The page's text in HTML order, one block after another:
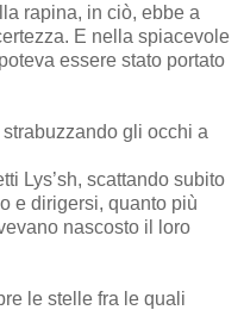
rapina, in ciò, ebbe a
E nella spiacevole
essere stato portato
gli occhi a
Lys’sh, scattando subito
e dirigersi, quanto più
nascosto il loro
le stelle fra le quali